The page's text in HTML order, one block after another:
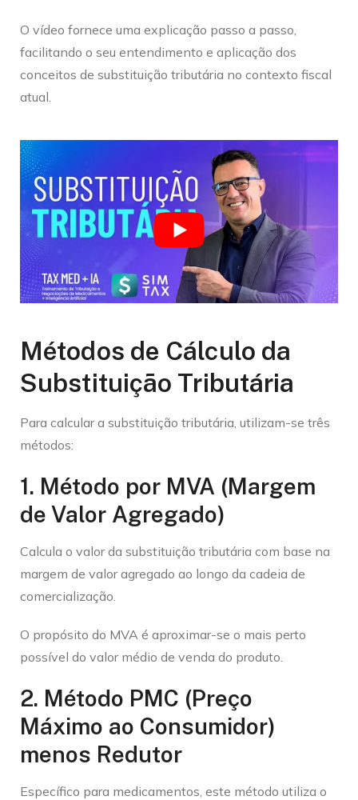
O vídeo fornece uma explicação passo a passo,
facilitando o seu entendimento e aplicação dos
conceitos de substituição tributária no contexto fiscal
atual.
Métodos de Cálculo da
Substituição Tributária
Para calcular a substituição tributária, utilizam-se três
métodos:
1. Método por MVA (Margem
de Valor Agregado)
Calcula o valor da substituição tributária com base na
margem de valor agregado ao longo da cadeia de
comercialização.
O propósito do MVA é aproximar-se o mais perto
possível do valor médio de venda do produto.
2. Método PMC (Preço
Máximo ao Consumidor)
menos Redutor
Específico para medicamentos, este método utiliza o